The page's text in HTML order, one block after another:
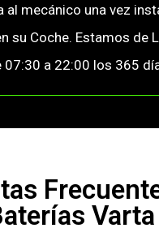
al mecánico una vez
su Coche. Estamos de
07:30 a 22:00 los 365
Varta